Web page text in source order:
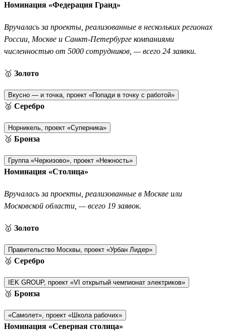
Номинация «Федерация Гранд»
Вручалась за проекты, реализованные в нескольких регионах
России, Москве и Санкт-Петербурге компаниями
численностью от 5000 сотрудников, — всего 24 заявки.
🥇 Золото
Вкусно — и точка, проект «Попади в точку с работой»
🥈 Серебро
Норникель, проект «Суперника»
🥉 Бронза
Группа «Черкизово», проект «Нежность»
Номинация «Столица»
Вручалась за проекты, реализованные в Москве или
Московской области, — всего 19 заявок.
🥇 Золото
Правительство Москвы, проект «Урбан Лидер»
🥈 Серебро
IEK GROUP, проект «VI открытый чемпионат электриков»
🥉 Бронза
«Самолет», проект «Школа рабочих»
Номинация «Северная столица»